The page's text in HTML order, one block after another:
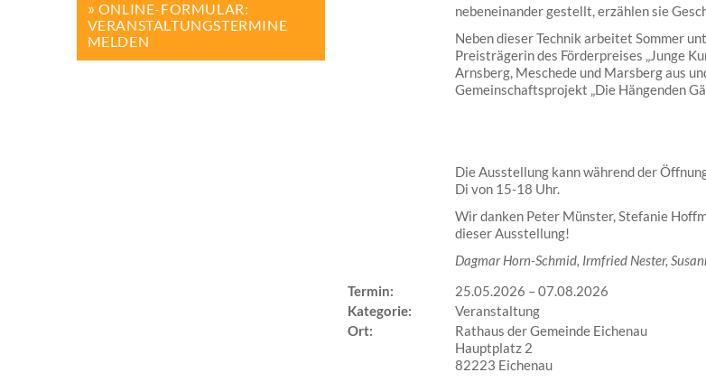
ONLINE-FORMULAR:
VERANSTALTUNGSTERMINE
MELDEN
nebeneinander gestellt, erzählen sie
Neben dieser Technik arbeitet Sommer
Preisträgerin des Förderpreises „Junge
Arnsberg, Meschede und Marsberg aus
Gemeinschaftsprojekt „Die Hängenden
Die Ausstellung kann während der
Di von 15-18 Uhr.
Wir danken Peter Münster, Stefanie
dieser Ausstellung!
Dagmar Horn-Schmid, Irmfried Nester,
Termin:
25.05.2026 –07.08.2026
Kategorie:
Veranstaltung
Ort:
Rathaus der Gemeinde Eichenau
Hauptplatz 2
82223 Eichenau